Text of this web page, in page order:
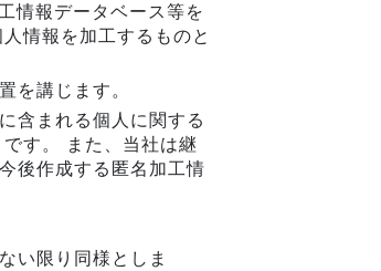
情報データベース等を
情報を加工するものと
を講じます。
含まれる個人に関する
す。 また、当社は継
後作成する匿名加工情
い限り同様としま